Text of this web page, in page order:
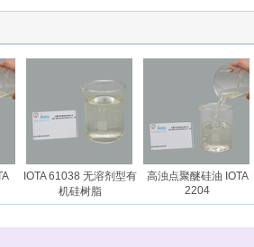
IOTA 61038 无溶剂型有
机硅树脂
高浊点聚醚硅油 IOTA
2204